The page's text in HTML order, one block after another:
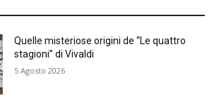
Quelle misteriose origini de “Le quattro
stagioni” di Vivaldi
5 Agosto 2026